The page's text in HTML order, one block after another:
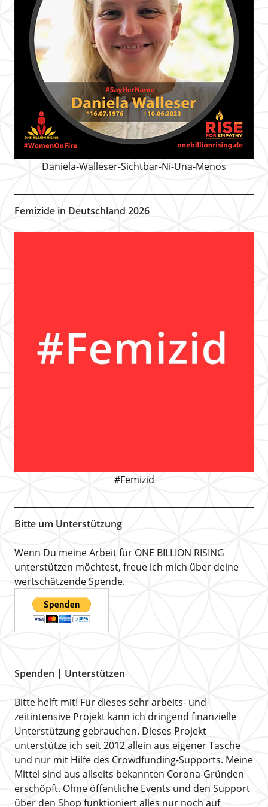
Daniela-Walleser-Sichtbar-Ni-Una-Menos
Femizide in Deutschland 2026
#Femizid
Bitte um Unterstützung
Wenn Du meine Arbeit für ONE BILLION RISING
unterstützen möchtest, freue ich mich über deine
wertschätzende Spende.
Spenden | Unterstützen
Bitte helft mit! Für dieses sehr arbeits- und
zeitintensive Projekt kann ich dringend finanzielle
Unterstützung gebrauchen. Dieses Projekt
unterstütze ich seit 2012 allein aus eigener Tasche
und nur mit Hilfe des Crowdfunding-Supports. Meine
Mittel sind aus allseits bekannten Corona-Gründen
erschöpft. Ohne öffentliche Events und den Support
über den Shop funktioniert alles nur noch auf